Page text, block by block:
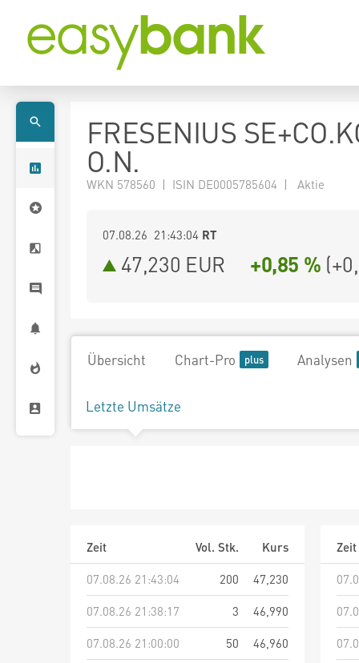
FRESENIUS
O.N.
WKN 578560 | ISIN DE0005785604 | Aktie
07.08.26 21:43:04 RT
47,230 EUR +0,85 % (
Übersicht Chart-Pro Analysen
Letzte Umsätze
Zeit Vol. Stk.
Kurs
07.08.26 21:43:04
200
47,230
07.08.26 21:38:17
3
46,990
07.08.26 21:00:00
50
46,960
Zeit